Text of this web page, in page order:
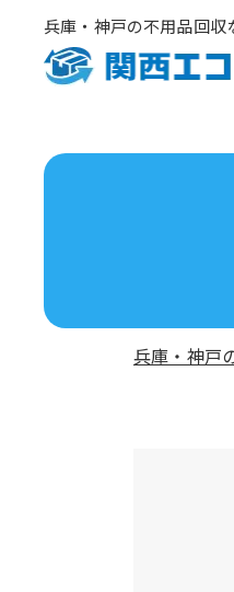
兵庫・神戸の不用品回
兵庫・神戸